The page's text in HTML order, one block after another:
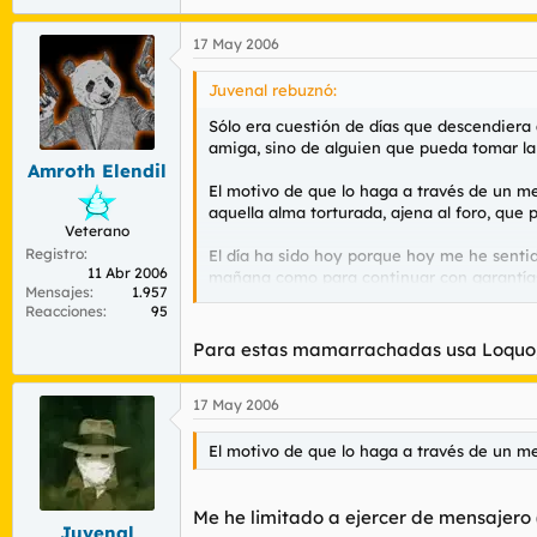
Amroth Elendil
Veterano
Registro
11 Abr 2006
Mensajes
1.957
Reacciones
95
17 May 2006
Juvenal rebuznó:
Sólo era cuestión de días que
amiga, sino de alguien que pueda tomar
El motivo de que lo haga a través de un
aquella alma torturada, ajena al foro, que
El día ha sido hoy porque hoy me he
mañana como para continuar con
concluído unos 40 minutos después de
Hoy apenas me ha mirado más que
La cosa viene de unos meses a esta
veces al día en estos viajes, pero esta
que no hemos cruzado una palabra. Sé
pone a las clásicas ancianas mañaneras
relación. Estas pesquisas me hacen
Para estas mamarrachadas usa
Juvenal
17 May 2006
El motivo de que lo haga a través de un
Me he limitado a ejercer de